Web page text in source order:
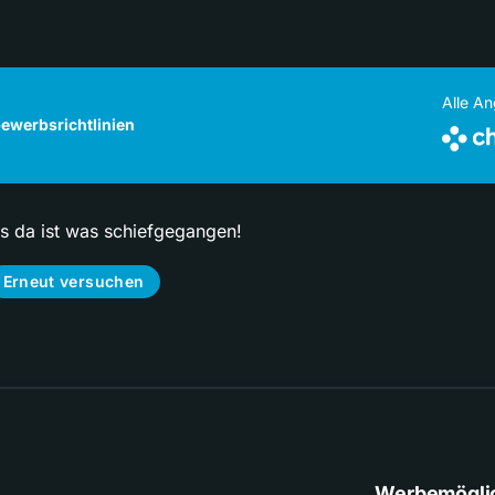
Alle
da ist was schiefgegangen!
Erneut versuchen